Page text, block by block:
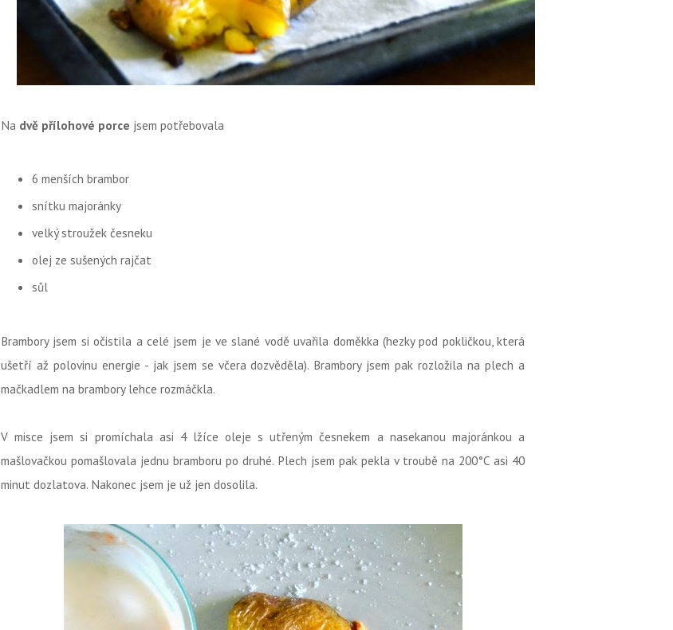
Na dvě přílohové porce jsem potřebovala
6 menších brambor
snítku majoránky
velký stroužek česneku
olej ze sušených rajčat
sůl
Brambory jsem si očistila a celé jsem je ve slané vodě uvařila doměkka (hezky pod pokličkou, která
ušetří až polovinu energie - jak jsem se včera dozvěděla). Brambory jsem pak rozložila na plech a
mačkadlem na brambory lehce rozmáčkla.
V misce jsem si promíchala asi 4 lžíce oleje s utřeným česnekem a nasekanou majoránkou a
mašlovačkou pomašlovala jednu bramboru po druhé. Plech jsem pak pekla v troubě na 200°C asi 40
minut dozlatova. Nakonec jsem je už jen dosolila.